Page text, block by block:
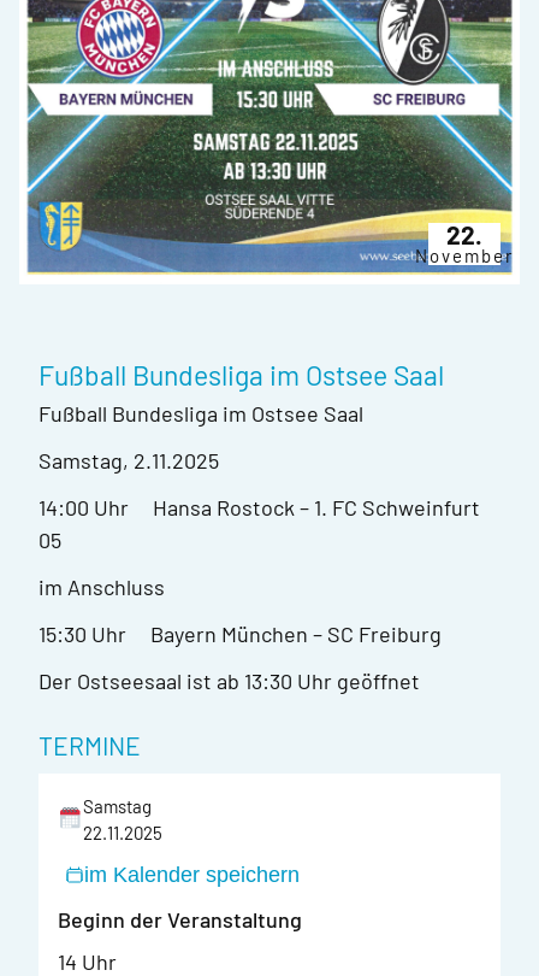
22.
November
Fußball Bundesliga im Ostsee Saal
Fußball Bundesliga im Ostsee Saal
Samstag, 2.11.2025
14:00 Uhr Hansa Rostock – 1. FC Schweinfurt
05
im Anschluss
15:30 Uhr Bayern München – SC Freiburg
Der Ostseesaal ist ab 13:30 Uhr geöffnet
TERMINE
Samstag
22.11.2025
im Kalender speichern
Beginn der Veranstaltung
14 Uhr